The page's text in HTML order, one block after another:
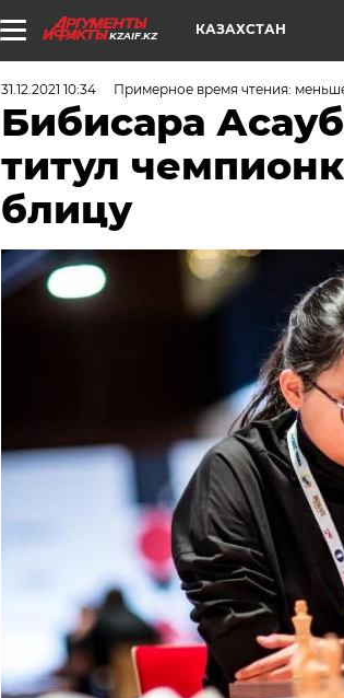
KZAIF.KZ КАЗАХСТАН
31.12.2021 10:34 Примерное время чтения:
Бибисара
титул
блицу